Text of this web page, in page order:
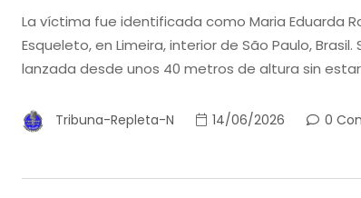
La víctima fue identificada como Maria Eduarda
Esqueleto, en Limeira, interior de São Paulo,
lanzada desde unos 40 metros de altura sin
Tribuna-Repleta-N 14/06/2026 0